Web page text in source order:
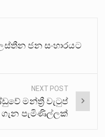
ජන සංහාරයට
NEXT POST
මන්ත්‍රී වැටුප්
ගැන පැමිණිල්ලක්